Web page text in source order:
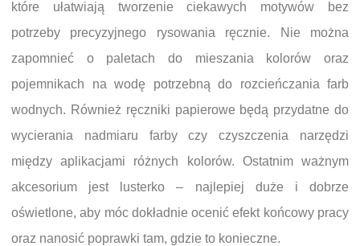
które ułatwiają tworzenie ciekawych motywów bez
potrzeby precyzyjnego rysowania ręcznie. Nie można
zapomnieć o paletach do mieszania kolorów oraz
pojemnikach na wodę potrzebną do rozcieńczania farb
wodnych. Również ręczniki papierowe będą przydatne do
wycierania nadmiaru farby czy czyszczenia narzędzi
między aplikacjami różnych kolorów. Ostatnim ważnym
akcesorium jest lusterko – najlepiej duże i dobrze
oświetlone, aby móc dokładnie ocenić efekt końcowy pracy
oraz nanosić poprawki tam, gdzie to konieczne.